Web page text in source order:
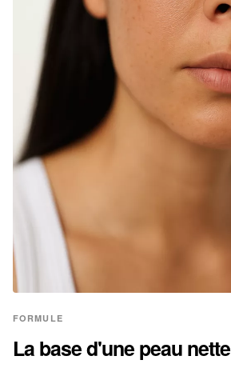
FORMULE
La base d'une peau nette